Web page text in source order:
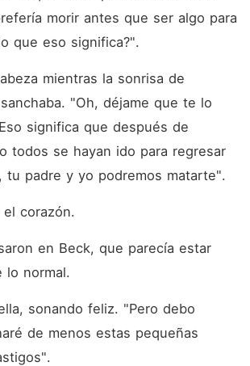
morir antes que ser algo para
que eso significa?".
mientras la sonrisa de
"Oh, déjame que te lo
significa que después de
todos se hayan ido para regresar
tu padre y yo podremos matarte".
corazón.
en Beck, que parecía estar
lo normal.
sonando feliz. "Pero debo
de menos estas pequeñas